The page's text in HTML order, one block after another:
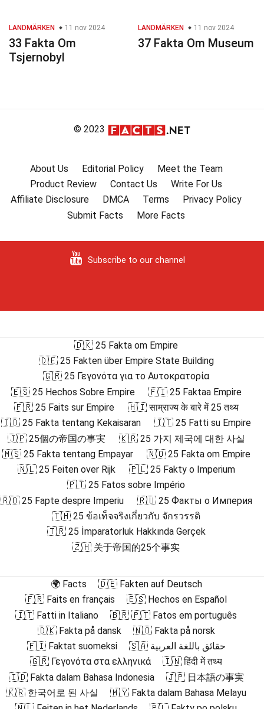
LANDMÄRKEN 11 nov 2024
33 Fakta Om
Tsjernobyl
LANDMÄRKEN 11 nov 2024
37 Fakta Om Museum
© 2023
About Us Editorial Policy
Meet the Team
Product Review
Contact Us
Write For Us
Affiliate Disclosure
DMCA Terms
Privacy Policy
Submit Facts
More Facts
Subscribe to our channel
🇩🇰 25 Fakta om Empire
🇩🇪 25 Fakten über Empire State Building
🇬🇷 25 Γεγονότα για το Αυτοκρατορία
🇪🇸 25 Hechos Sobre Empire
🇫🇮 25 Faktaa Empire
🇫🇷 25 Faits sur Empire
🇭🇮 साम्राज्य के बारे में 25 तथ्य
🇮🇩 25 Fakta tentang Kekaisaran
🇮🇹 25 Fatti su Empire
🇯🇵 25個の帝国の事実
🇰🇷 25 가지 제국에 대한 사실
🇲🇸 25 Fakta tentang Empayar
🇳🇴 25 Fakta om Empire
🇳🇱 25 Feiten over Rijk
🇵🇱 25 Fakty o Imperium
🇵🇹 25 Fatos sobre Império
🇷🇴 25 Fapte despre Imperiu
🇷🇺 25 Факты о Империя
🇹🇭 25 ข้อเท็จจริงเกี่ยวกับ จักรวรรดิ
🇹🇷 25 İmparatorluk Hakkında Gerçek
🇿🇭 关于帝国的25个事实
🌍 Facts
🇩🇪 Fakten auf Deutsch
🇫🇷 Faits en français
🇪🇸 Hechos en Español
🇮🇹 Fatti in Italiano
🇧🇷 🇵🇹 Fatos em português
🇩🇰 Fakta på dansk
🇳🇴 Fakta på norsk
🇫🇮 Faktat suomeksi
🇸🇦 حقائق باللغة العربية
🇬🇷 Γεγονότα στα ελληνικά
🇮🇳 हिंदी में तथ्य
🇮🇩 Fakta dalam Bahasa Indonesia
🇯🇵 日本語の事実
🇰🇷 한국어로 된 사실
🇲🇾 Fakta dalam Bahasa Melayu